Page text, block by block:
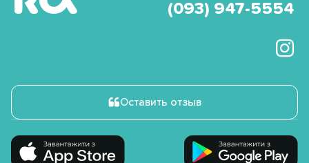
(093) 947-5554
Оставить отзыв